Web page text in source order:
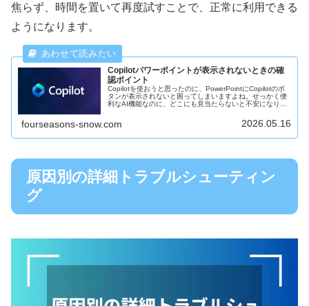
焦らず、時間を置いて再度試すことで、正常に利用できる
ようになります。
Copilotパワーポイントが表示されないときの確
認ポイント
Copilotを使おうと思ったのに、PowerPointにCopilotのボ
タンが表示されないと困ってしまいますよね。せっかく便
利なAI機能なのに、どこにも見当たらないと不安になりま
fourseasons-snow.com 2026.05.16
原因別の詳細トラブルシューティン
グ